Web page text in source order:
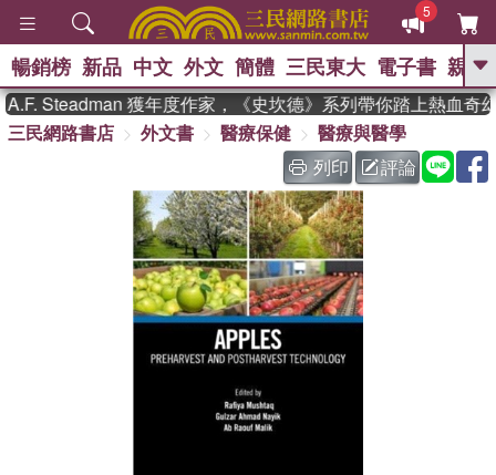
5
GO
熱搜： 東野圭吾 、 The Odyssey
、 如果歷史是一群喵 、 暑期
國際布克獎 臺灣漫遊錄 、 方
念華 、 台灣的李登輝時代
孩：黎曼猜想 、 偉大的迷走神經
暢銷榜 新品 中文 外文 簡體 三民東大 電子書 親子
Steadman 獲年度作家，《史坎德》系列帶你踏上熱血奇幻
三民網路書店
外文書 醫療保健
醫療與醫學
列印
評論